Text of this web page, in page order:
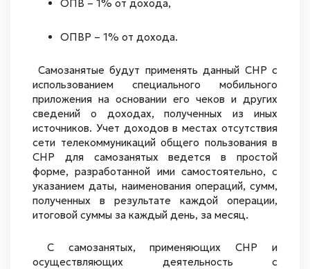
ОПВ – 1% от дохода,
ОПВР – 1% от дохода.
Самозанятые будут применять данный СНР с
использованием специального мобильного
приложения на основании его чеков и других
сведений о доходах, полученных из иных
источников. Учет доходов в местах отсутствия
сети телекоммуникаций общего пользования в
СНР для самозанятых ведется в простой
форме, разработанной ими самостоятельно, с
указанием даты, наименования операций, сумм,
полученных в результате каждой операции,
итоговой суммы за каждый день, за месяц.
С самозанятых, применяющих СНР и
осуществляющих деятельность с